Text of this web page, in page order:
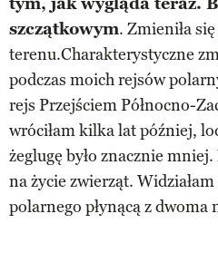
tym, jak wygląda teraz.
szczątkowym. Zmieniła
terenu.Charakterystyczne
podczas moich rejsów
rejs Przejściem Północno-
wróciłam kilka lat później,
żeglugę było znacznie
na życie zwierząt.
polarnego płynącą z dwoma